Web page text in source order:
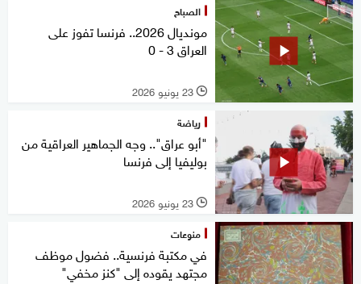
الصباح
مونديال 2026.. فرنسا تفوز على
العراق 3 - 0
l 23 يونيو 2026
رياضة
"أبو عراق".. وجه الجماهير العراقية من
بوليفيا إلى فرنسا
l 23 يونيو 2026
منوعات
في مكتبة فرنسية.. فضول موظف
مجتهد يقوده إلى "كنز مخفي"